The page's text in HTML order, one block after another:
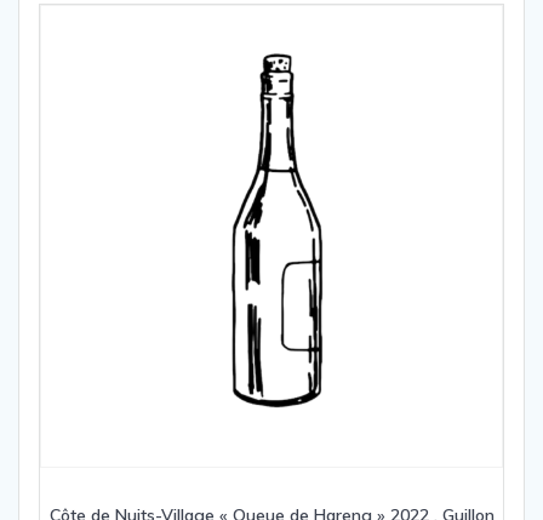
Côte de Nuits-Village « Queue de Hareng » 2022 , Guillon